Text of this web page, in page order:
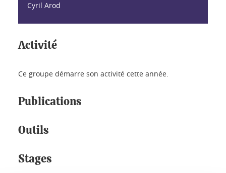
Cyril Arod
Activité
Ce groupe démarre son activité cette année.
Publications
Outils
Stages